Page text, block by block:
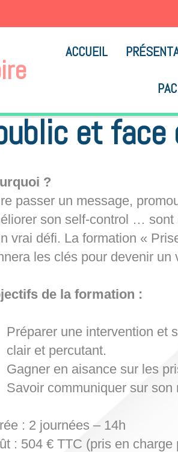
ACCUEIL
de parole en public et face caméra
et face
?
passer un message,
son self-control … sont
vrai défi. La formation «
les clés pour devenir
de la formation :
Préparer une intervention et
clair et percutant.
Gagner en aisance sur les
Savoir communiquer sur
: 2 journées – 14h
: 504 € TTC (pris en